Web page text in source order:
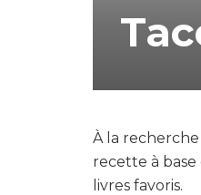
À la recherche
recette à base
livres favoris.